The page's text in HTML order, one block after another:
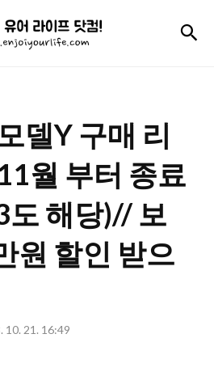
엔
조
어
라
이
프
닷
델Y 구매 리
월 부터 종료
해당)// 보
원 할인 받으
10. 21. 16:49